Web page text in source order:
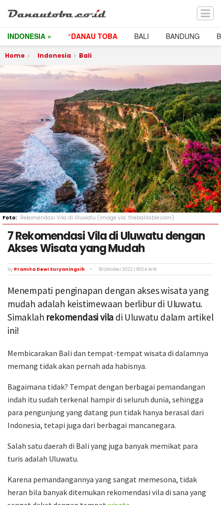
INDONESIA » °DANAU TOBA BALI BANDUNG
Home Indonesia Bali
Rekomendasi Vila di Uluwatu (image via: thebalibible.com)
7 Rekomendasi Vila di Uluwatu dengan
Akses Wisata yang Mudah
by Pramita Dewi Suryaningsih 18 Oktober 2022 | 18:04 WIB
Menempati penginapan dengan akses wisata yang
mudah adalah keistimewaan berlibur di Uluwatu.
Simaklah rekomendasi vila di Uluwatu dalam artikel
ini!
Membicarakan Bali dan tempat-tempat wisata di dalamnya
memang tidak akan pernah ada habisnya.
Bagaimana tidak? Tempat dengan berbagai pemandangan
indah itu sudah terkenal hampir di seluruh dunia, sehingga
para pengunjung yang datang pun tidak hanya berasal dari
Indonesia, tetapi juga dari berbagai mancanegara.
Salah satu daerah di Bali yang juga banyak memikat para
turis adalah Uluwatu.
Karena pemandangannya yang sangat memesona, tidak
heran bila banyak ditemukan rekomendasi vila di sana yang